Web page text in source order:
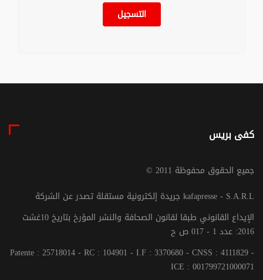
التسجيل
كفى بريس
© جميع الحقوق محفوظة 2011
جريدة إلكترونية مستقلة تصدر عن الشركة kafapresse - S.A.R.L
الإيداع القانوني طبقا لقانون الصحافة والنشر المؤرخ بتاريخ 10غشت
2016: عدد 1 - 017 ص ح
Patente : 25718014 - RC : 104901 - I.F : 3370680 - CNSS : 4111829 -
ICE : 001799721000071